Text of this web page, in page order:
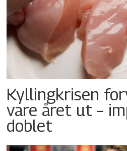
Kyllingkrisen
vare året ut –
doblet